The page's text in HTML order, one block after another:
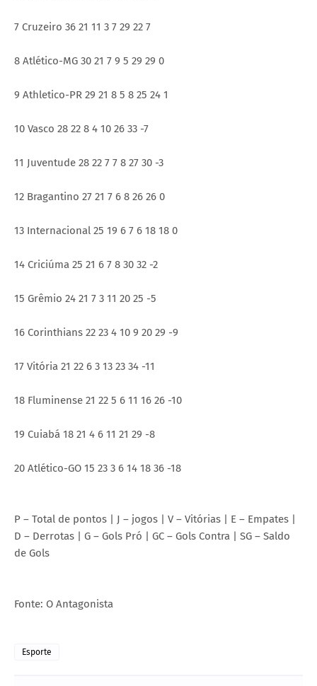
7 Cruzeiro 36 21 11 3 7 29 22 7
8 Atlético-MG 30 21 7 9 5 29 29 0
9 Athletico-PR 29 21 8 5 8 25 24 1
10 Vasco 28 22 8 4 10 26 33 -7
11 Juventude 28 22 7 7 8 27 30 -3
12 Bragantino 27 21 7 6 8 26 26 0
13 Internacional 25 19 6 7 6 18 18 0
14 Criciúma 25 21 6 7 8 30 32 -2
15 Grêmio 24 21 7 3 11 20 25 -5
16 Corinthians 22 23 4 10 9 20 29 -9
17 Vitória 21 22 6 3 13 23 34 -11
18 Fluminense 21 22 5 6 11 16 26 -10
19 Cuiabá 18 21 4 6 11 21 29 -8
20 Atlético-GO 15 23 3 6 14 18 36 -18
P – Total de pontos | J – jogos | V – Vitórias | E – Empates |
D – Derrotas | G – Gols Pró | GC – Gols Contra | SG – Saldo
de Gols
Fonte: O Antagonista
Esporte